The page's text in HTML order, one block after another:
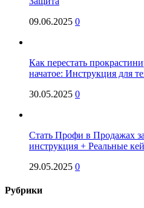
09.06.2025 0
Как перестать
начатое: Инструкция для
30.05.2025 0
Стать Профи в Продажах
инструкция + Реальные
29.05.2025 0
Рубрики